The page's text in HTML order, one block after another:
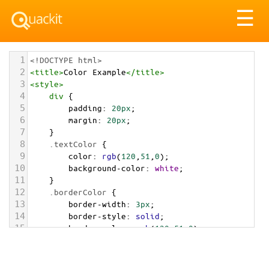
☰
1 <!DOCTYPE html>
2 <title>Color Example</title>
3 <style>
4 div {
5 padding: 20px;
6 margin: 20px;
7 }
8 .textColor {
9 color: rgb(120 51 0);
10 background-color: white;
11 }
12 .borderColor {
13 border-width: 3px;
14 border-style: solid;
15 border-color: rgb(120,51,0);